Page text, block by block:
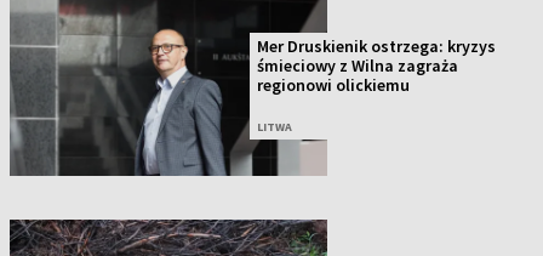
Mer Druskienik ostrzega: kryzys
śmieciowy z Wilna zagraża
regionowi olickiemu
LITWA